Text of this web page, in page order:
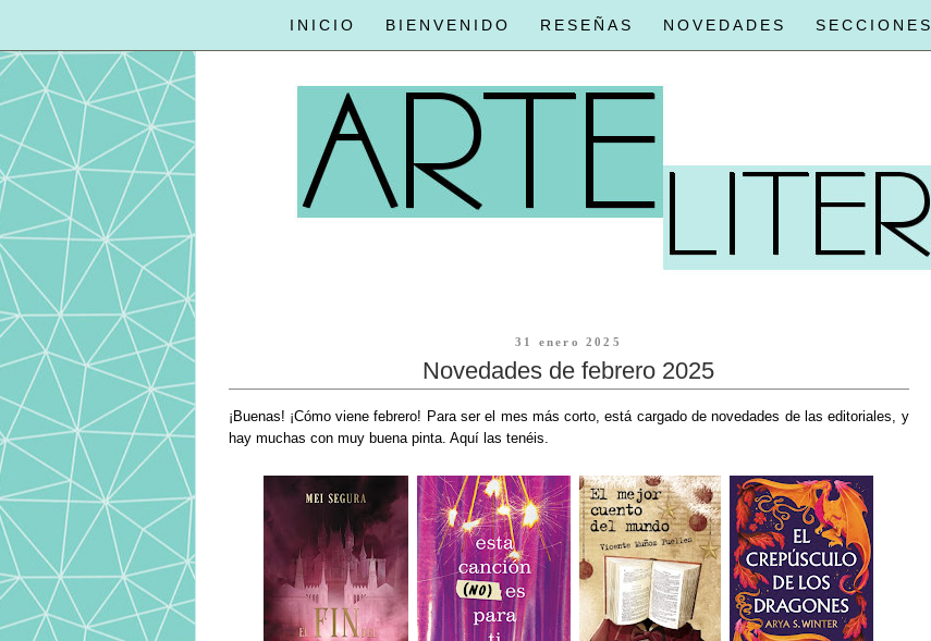
INICIO BIENVENIDO RESEÑAS NOVEDADES SECCIONES
31 enero 2025
Novedades de febrero 2025
¡Buenas! ¡Cómo viene febrero! Para ser el mes más corto, está cargado de novedades de las editoriales, y
hay muchas con muy buena pinta. Aquí las tenéis.